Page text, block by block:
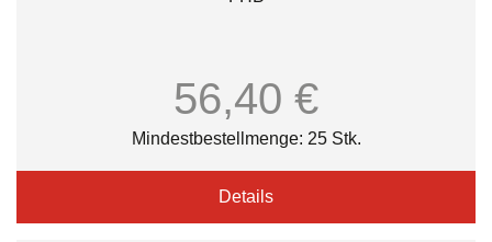
56,40 €
Mindestbestellmenge: 25 Stk.
Details